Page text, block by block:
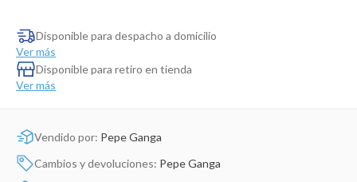
Disponible para despacho a domicilio
Ver más
Disponible para retiro en tienda
Ver más
Vendido por: Pepe Ganga
Cambios y devoluciones: Pepe Ganga
Dinosaurio Juguete